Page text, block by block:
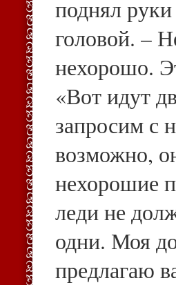
поднял
головой. –
нехорошо.
«Вот идут
запросим с
возможно,
нехорошие
леди не
одни. Моя
предлагаю